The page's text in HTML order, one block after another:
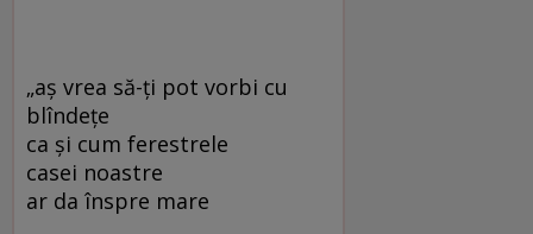
„aş vrea să-ţi pot vorbi cu
blîndeţe
ca şi cum ferestrele
casei noastre
ar da înspre mare